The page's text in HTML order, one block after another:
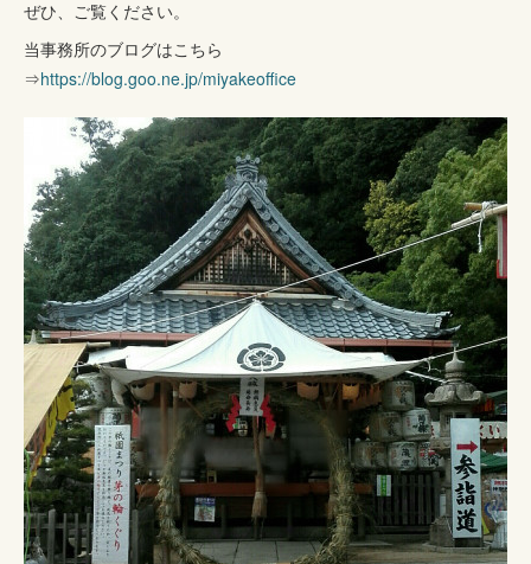
ぜひ、ご覧ください。
当事務所のブログはこちら
⇒https://blog.goo.ne.jp/miyakeoffice